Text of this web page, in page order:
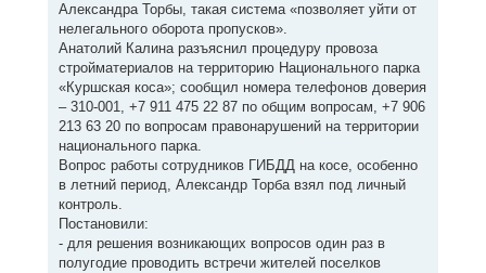
Александра Торбы, такая система «позволяет уйти от
нелегального оборота пропусков».
Анатолий Калина разъяснил процедуру провоза
стройматериалов на территорию Национального парка
«Куршская коса»; сообщил номера телефонов доверия
– 310-001, +7 911 475 22 87 по общим вопросам, +7 906
213 63 20 по вопросам правонарушений на территории
национального парка.
Вопрос работы сотрудников ГИБДД на косе, особенно
в летний период, Александр Торба взял под личный
контроль.
Постановили:
- для решения возникающих вопросов один раз в
полугодие проводить встречи жителей поселков